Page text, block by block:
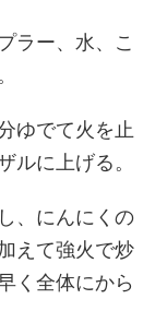
ラー、水、こ
ゆでて火を止
ルに上げる。
、にんにくの
えて強火で炒
く全体にから